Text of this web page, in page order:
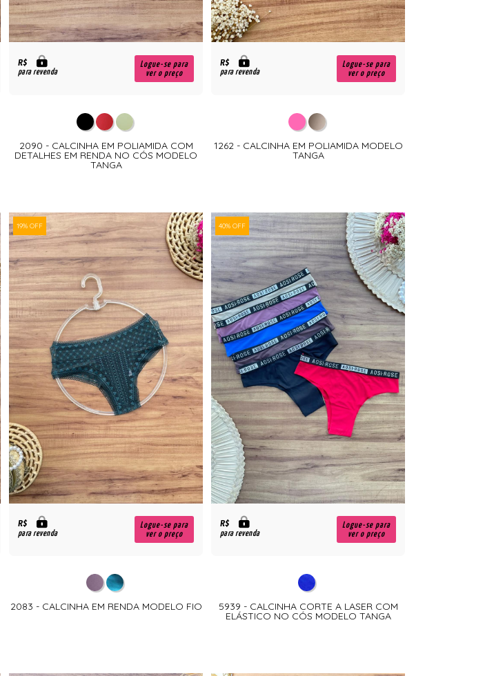
R$
para revenda
Logue-se para
ver o preço
2090 - CALCINHA EM POLIAMIDA COM
DETALHES EM RENDA NO CÓS MODELO
TANGA
R$
para revenda
Logue-se para
ver o preço
1262 - CALCINHA EM POLIAMIDA MODELO
TANGA
19% OFF
R$
para revenda
Logue-se para
ver o preço
2083 - CALCINHA EM RENDA MODELO FIO
40% OFF
R$
para revenda
Logue-se para
ver o preço
5939 - CALCINHA CORTE A LASER COM
ELÁSTICO NO CÓS MODELO TANGA